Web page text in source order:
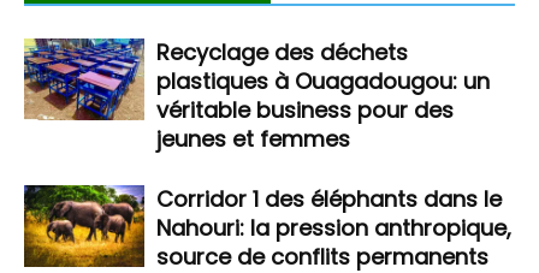
Recyclage des déchets
plastiques à Ouagadougou: un
véritable business pour des
jeunes et femmes
Corridor 1 des éléphants dans le
Nahouri: la pression anthropique,
source de conflits permanents